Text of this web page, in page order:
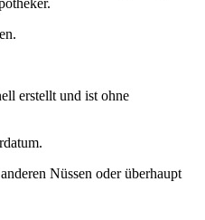
erstellt und ist ohne
Nüssen oder überhaupt